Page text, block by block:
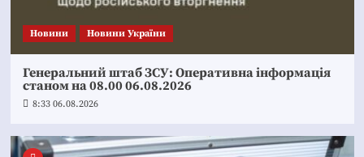
Новини Новини України
Генеральний штаб ЗСУ: Оперативна інформація
станом на 08.00 06.08.2026
8:33 06.08.2026